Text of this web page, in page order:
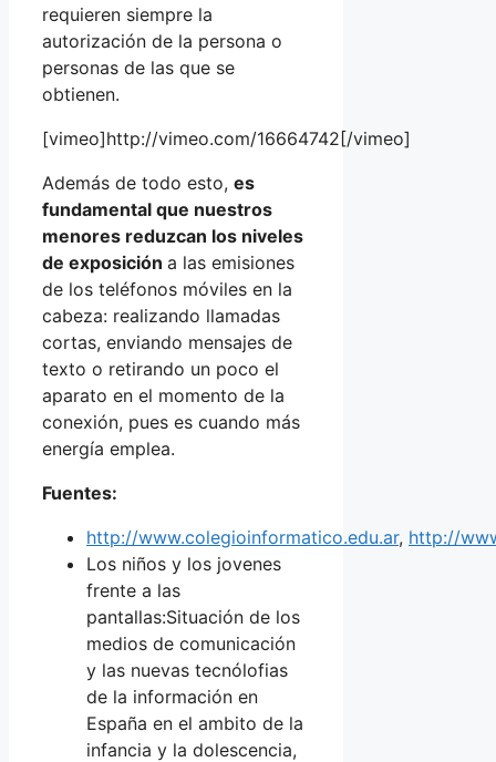
requieren siempre la
autorización de la persona o
personas de las que se
obtienen.
[vimeo]http://vimeo.com/16664742[/vimeo]
Además de todo esto, es
fundamental que nuestros
menores reduzcan los niveles
de exposición a las emisiones
de los teléfonos móviles en la
cabeza: realizando llamadas
cortas, enviando mensajes de
texto o retirando un poco el
aparato en el momento de la
conexión, pues es cuando más
energía emplea.
Fuentes:
http://www.colegioinformatico.edu.ar, http://
Los niños y los jovenes
frente a las
pantallas:Situación de los
medios de comunicación
y las nuevas tecnólofias
de la información en
España en el ambito de la
infancia y la dolescencia,